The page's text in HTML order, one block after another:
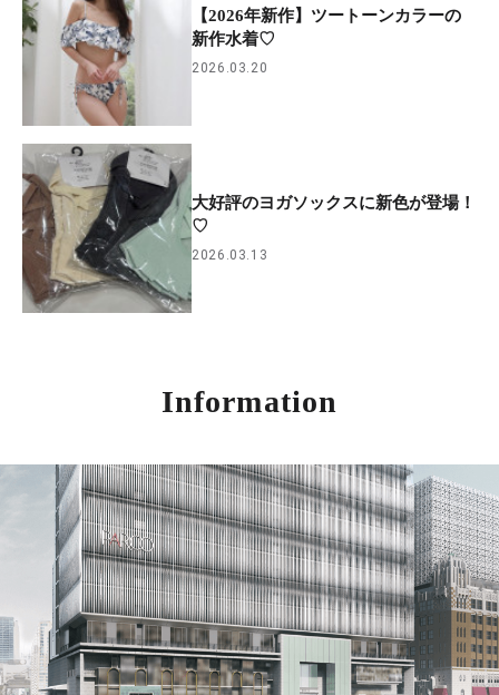
【2026年新作】ツートーンカラーの
新作水着♡
2026.03.20
大好評のヨガソックスに新色が登場！
♡
2026.03.13
Information